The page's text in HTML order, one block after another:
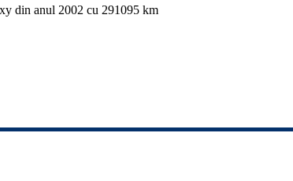
din anul 2002 cu 291095 km